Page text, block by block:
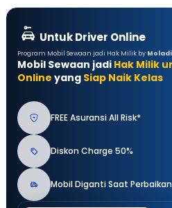
Untuk Driver Online
Program Mobil Sewaan jadi Hak Milik by
Mobil Sewaan jadi Hak Milik
Online yang Siap Naik Kelas
FREE Asuransi All Risk*
Diskon Charge 50%
Mobil Diganti Saat